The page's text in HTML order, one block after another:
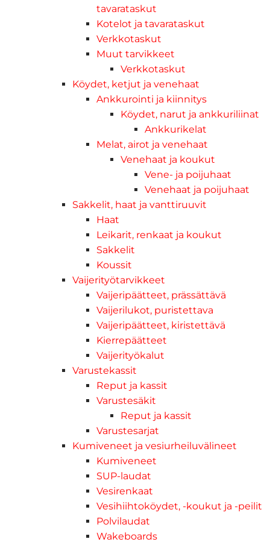
tavarataskut
Kotelot ja tavarataskut
Verkkotaskut
Muut tarvikkeet
Verkkotaskut
Köydet, ketjut ja venehaat
Ankkurointi ja kiinnitys
Köydet, narut ja ankkuriliinat
Ankkurikelat
Melat, airot ja venehaat
Venehaat ja koukut
Vene- ja poijuhaat
Venehaat ja poijuhaat
Sakkelit, haat ja vanttiruuvit
Haat
Leikarit, renkaat ja koukut
Sakkelit
Koussit
Vaijerityötarvikkeet
Vaijeripäätteet, prässättävä
Vaijerilukot, puristettava
Vaijeripäätteet, kiristettävä
Kierrepäätteet
Vaijerityökalut
Varustekassit
Reput ja kassit
Varustesäkit
Reput ja kassit
Varustesarjat
Kumiveneet ja vesiurheiluvälineet
Kumiveneet
SUP-laudat
Vesirenkaat
Vesihiihtoköydet, -koukut ja -peilit
Polvilaudat
Wakeboards